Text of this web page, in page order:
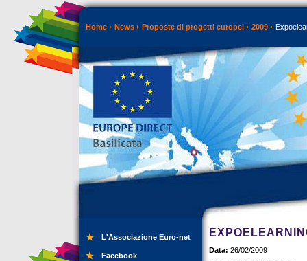
Home News Proposte di progetti europei 2009
L'Associazione Euro-net
Facebook
Data: 26/02/2009